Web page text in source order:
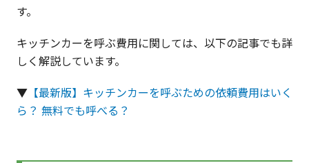
す。
キッチンカーを呼ぶ費用に関しては、以下の記事でも詳
しく解説しています。
▼【最新版】キッチンカーを呼ぶための依頼費用はいく
ら？ 無料でも呼べる？